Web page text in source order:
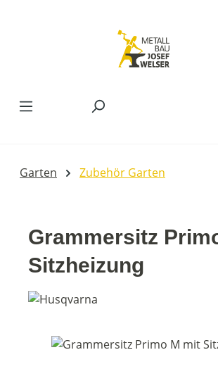
Garten Zubehör Garten
Grammersitz
Sitzheizung
Bildergalerie überspringen